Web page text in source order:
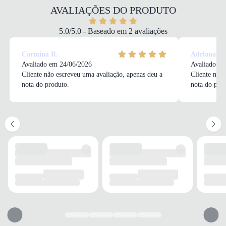
Sapatilha
MATERIAL
Borracha
ADERÊNCIA
MATERIAL
TIPO
Conforto
AVALIAÇÕES DO PRODUTO
5.0/5.0 - Baseado em 2 avaliações
Carmina R.
Avaliado em 24/06/2026
Cliente não escreveu uma avaliação, apenas deu a
nota do produto.
Adriana R.
Avaliado
Cliente não
nota do